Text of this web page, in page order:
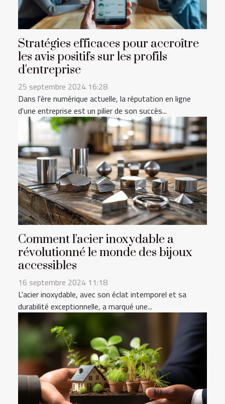
Stratégies efficaces pour accroître
les avis positifs sur les profils
d'entreprise
25 septembre 2024 16:28
Dans l'ère numérique actuelle, la réputation en ligne
d'une entreprise est un pilier de son succès...
Comment l'acier inoxydable a
révolutionné le monde des bijoux
accessibles
16 septembre 2024 11:18
L'acier inoxydable, avec son éclat intemporel et sa
durabilité exceptionnelle, a marqué une...